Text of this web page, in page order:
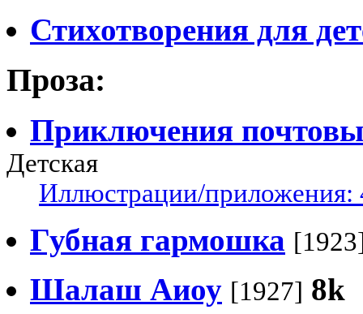
Стихотворения для
Проза:
Приключения
Детская
Иллюстрации/приложения:
Губная гармошка
Шалаш Аиоу [1927] 8k